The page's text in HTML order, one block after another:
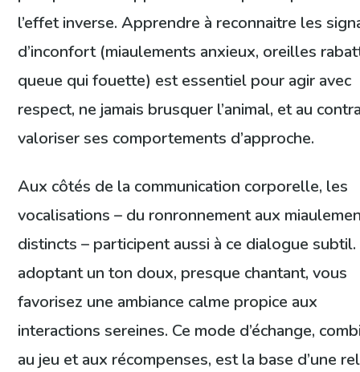
l’effet inverse. Apprendre à reconnaitre les
d’inconfort (miaulements anxieux, oreilles
queue qui fouette) est essentiel pour agir avec
respect, ne jamais brusquer l’animal, et au
valoriser ses comportements d’approche.
Aux côtés de la communication corporelle, les
vocalisations – du ronronnement aux
distincts – participent aussi à ce dialogue subtil.
adoptant un ton doux, presque chantant, vous
favorisez une ambiance calme propice aux
interactions sereines. Ce mode d’échange,
au jeu et aux récompenses, est la base d’une